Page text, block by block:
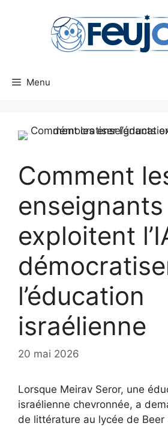
Menu
Comment
enseignants
exploitent
l’éducation
israélienne
20 mai 2026
Lorsque Meirav Seror, une
israélienne chevronnée, a
de littérature au lycée de Beer